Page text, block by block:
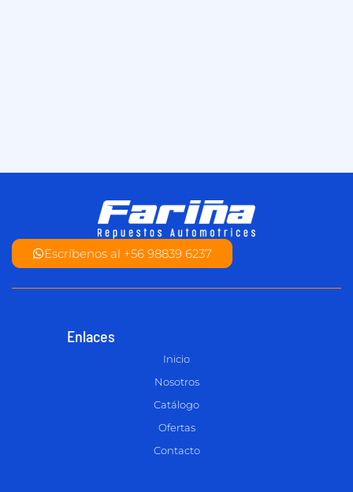
Escríbenos al +56 98839 6237
Enlaces
Inicio
Nosotros
Catálogo
Ofertas
Contacto